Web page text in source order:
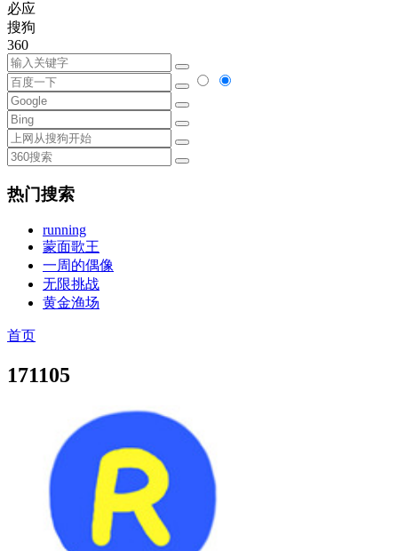
必应
搜狗
360
热门搜索
running
蒙面歌王
一周的偶像
无限挑战
黄金渔场
首页
171105